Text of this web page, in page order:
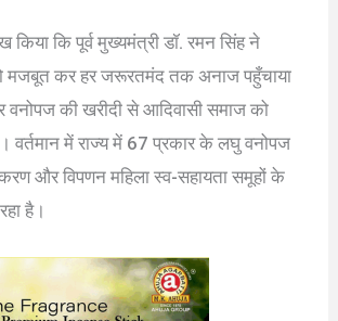
किया कि पूर्व मुख्यमंत्री डॉ. रमन सिंह ने
मजबूत कर हर जरूरतमंद तक अनाज पहुँचाया
वनोपज की खरीदी से आदिवासी समाज को
वर्तमान में राज्य में 67 प्रकार के लघु वनोपज
और विपणन महिला स्व-सहायता समूहों के
है।